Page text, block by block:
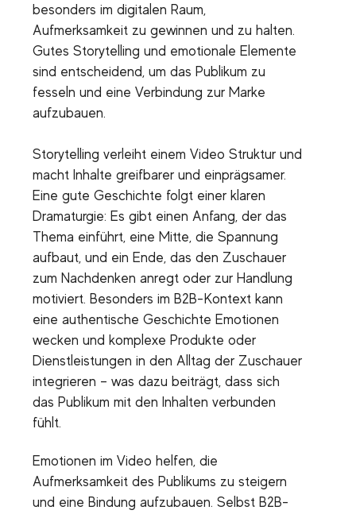
besonders im digitalen Raum,
Aufmerksamkeit zu gewinnen und zu halten.
Gutes Storytelling und emotionale Elemente
sind entscheidend, um das Publikum zu
fesseln und eine Verbindung zur Marke
aufzubauen.
Storytelling verleiht einem Video Struktur und
macht Inhalte greifbarer und einprägsamer.
Eine gute Geschichte folgt einer klaren
Dramaturgie: Es gibt einen Anfang, der das
Thema einführt, eine Mitte, die Spannung
aufbaut, und ein Ende, das den Zuschauer
zum Nachdenken anregt oder zur Handlung
motiviert. Besonders im B2B-Kontext kann
eine authentische Geschichte Emotionen
wecken und komplexe Produkte oder
Dienstleistungen in den Alltag der Zuschauer
integrieren – was dazu beiträgt, dass sich
das Publikum mit den Inhalten verbunden
fühlt.
Emotionen im Video helfen, die
Aufmerksamkeit des Publikums zu steigern
und eine Bindung aufzubauen. Selbst B2B-